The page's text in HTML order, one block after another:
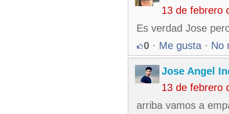
13 de febrero
Es verdad Jose
0 · Me gusta · No
Jose Angel
13 de febrero
arriba vamos a